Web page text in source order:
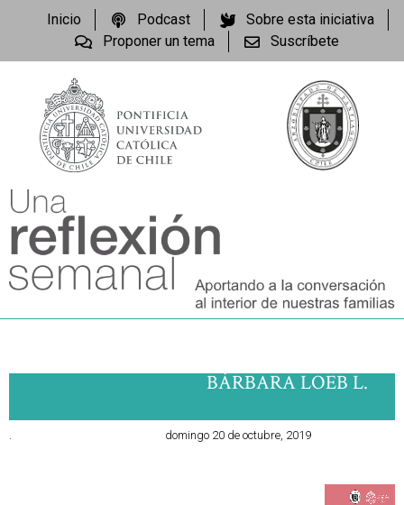
Inicio Podcast
Sobre esta iniciativa
Proponer un tema
Suscríbete
BÁRBARA LOEB L.
. domingo 20 de octubre, 2019